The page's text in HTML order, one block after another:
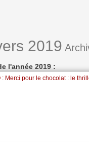
2019
l'année 2019 :
: Merci pour le chocolat : le